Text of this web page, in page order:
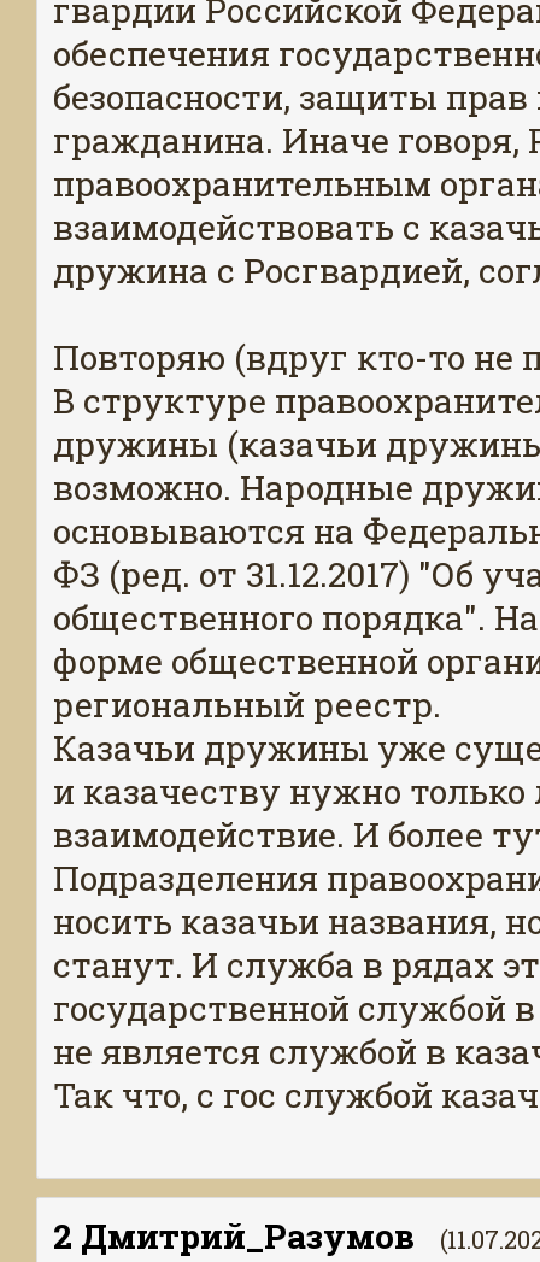
гвардии Российской
обеспечения
безопасности, защиты прав
гражданина. Иначе говоря,
правоохранительным
взаимодействовать с
дружина с Росгвардией,
Повторяю (вдруг кто-то не
В структуре
дружины (казачьи
возможно. Народные
основываются на
ФЗ (ред. от 31.12.2017) "Об
общественного порядка".
форме общественной
региональный реестр.
Казачьи дружины уже
и казачеству нужно
взаимодействие. И более
Подразделения
носить казачьи названия,
станут. И служба в рядах
государственной службой
не является службой в
Так что, с гос службой
2 Дмитрий_Разумов